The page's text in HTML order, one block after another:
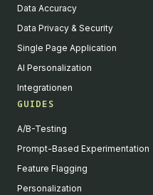
Data Accuracy
Data Privacy & Security
Single Page Application
AI Personalization
Integrationen
GUIDES
A/B-Testing
Prompt-Based Experimentation
Feature Flagging
Personalization